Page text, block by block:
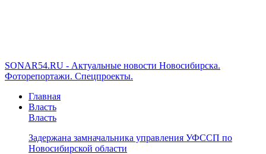
SONAR54.RU - Актуальные новости Новосибирска.
Фоторепортажи. Спецпроекты.
Главная
Власть
Власть
Задержана замначальника управления УФССП по
Новосибирской области